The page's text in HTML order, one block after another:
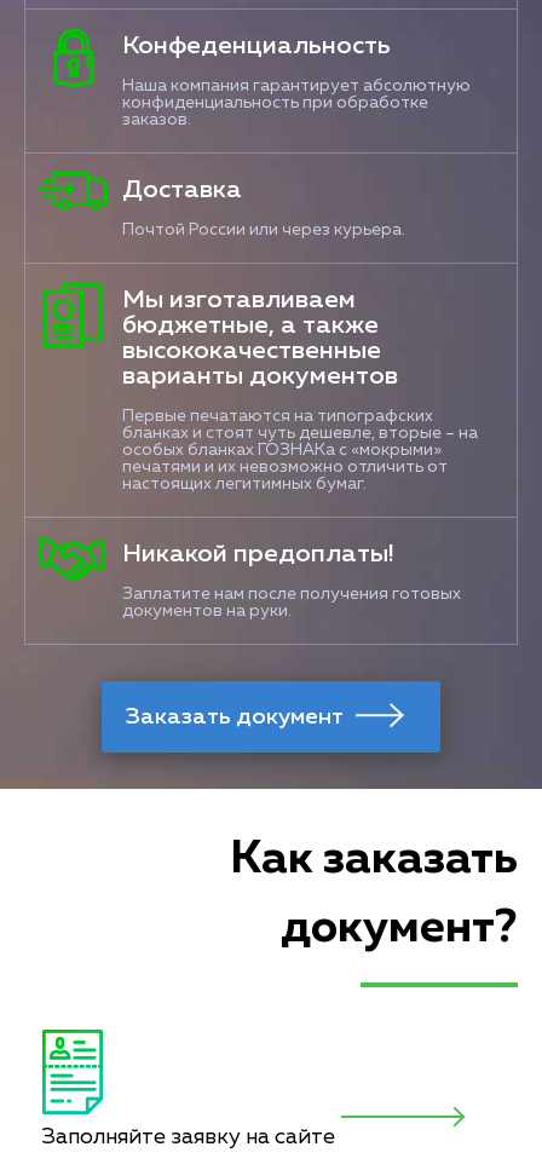
Конфеденциальность
Наша компания гарантирует абсолютную
конфиденциальность при обработке
заказов.
Доставка
Почтой России или через курьера.
Мы изготавливаем
бюджетные, а также
высококачественные
варианты документов
Первые печатаются на типографских
бланках и стоят чуть дешевле, вторые – на
особых бланках ГОЗНАКа с «мокрыми»
печатями и их невозможно отличить от
настоящих легитимных бумаг.
Никакой предоплаты!
Заплатите нам после получения готовых
документов на руки.
Как заказать
документ?
Заполняйте заявку на сайте